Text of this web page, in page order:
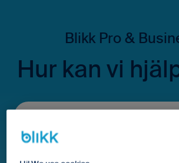
Hur kan vi
Det finns inga förslag eftersom